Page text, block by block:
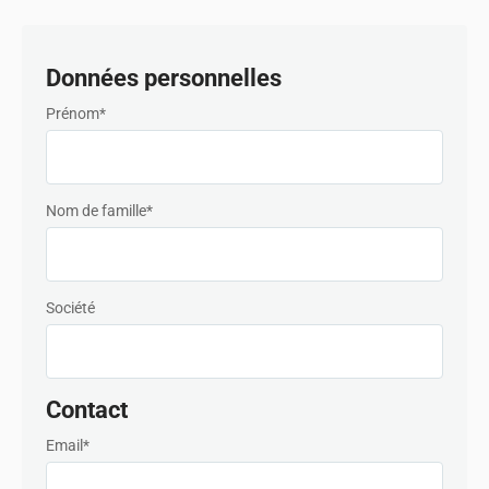
Finland
France
Hong Kong SAR, China
Italy
Korea
Mexico
Données personnelles
Prénom*
Nom de famille*
Société
Contact
Email*